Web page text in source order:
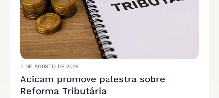
4 DE AGOSTO DE 2026
Acicam promove palestra sobre
Reforma Tributária